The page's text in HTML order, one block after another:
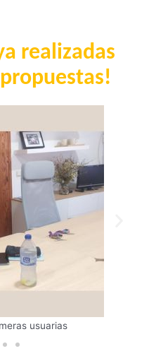
realizadas
de Igualdad